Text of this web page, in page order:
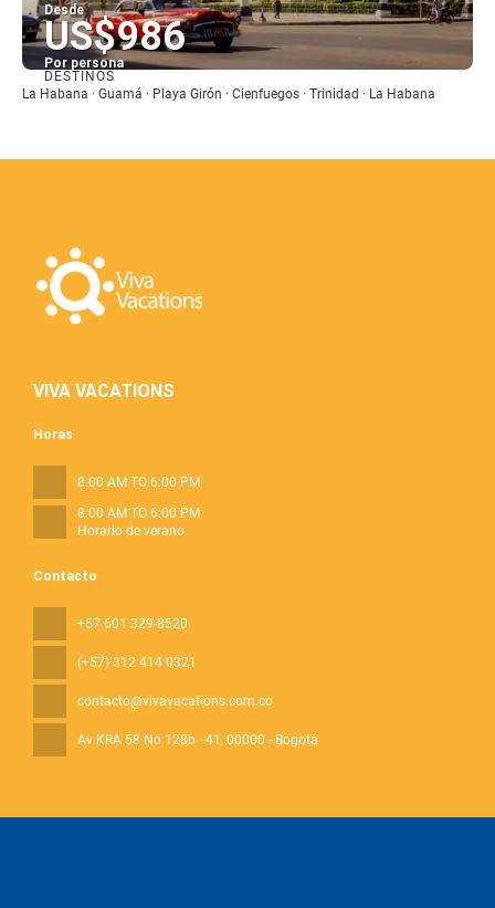
Desde
US$986
Por persona
Ver
DESTINOS
La Habana · Guamá · Playa Girón · Cienfuegos · Trinidad · La Habana
VIVA VACATIONS
Contacto
+57 601 329-8520
(+57) 312 414 0321
contacto@vivavacations.com.co
Av KRA 58 No 128b - 41, 00000 - Bogotá
Horas
8:00 AM TO 6:00 PM
8:00 AM TO 6:00 PM
Horario de verano